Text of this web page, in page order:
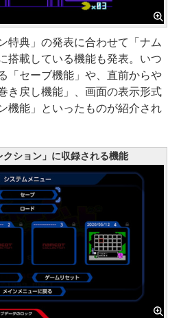
特典」の発表に合わせて「ナム
搭載している機能も発表。いつ
「セーブ機能」や、直前からや
き戻し機能」、画面の表示形式
機能」といったものが紹介され
クション」に収録される機能